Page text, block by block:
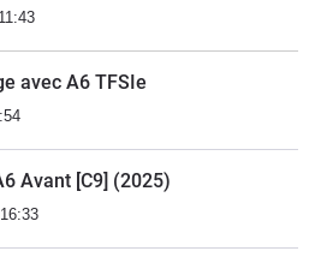
avec A6 TFSIe
Avant [C9] (2025)